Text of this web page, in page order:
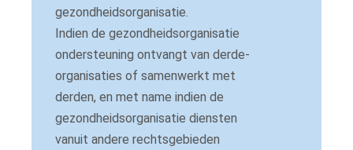
gezondheidsorganisatie.
Indien de gezondheidsorganisatie
ondersteuning ontvangt van derde-
organisaties of samenwerkt met
derden, en met name indien de
gezondheidsorganisatie diensten
vanuit andere rechtsgebieden